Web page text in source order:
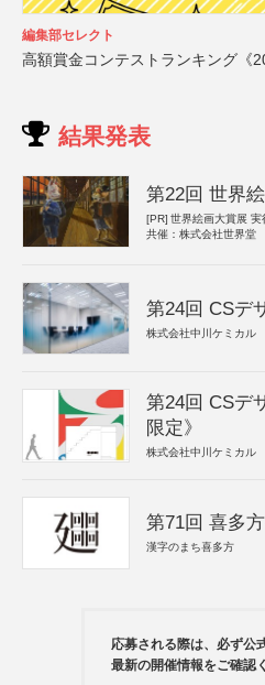
編集部セレクト
高額賞金コンテストランキング《
結果発表
第22回 世界
[PR] 世界絵画大賞展 実
共催：株式会社世界堂
第24回 CSデ
株式会社中川ケミカル
第24回 CSデ
限定》
株式会社中川ケミカル
第71回 喜多
漢字のまち喜多方
応募される際は、必ず公
最新の開催情報をご確認